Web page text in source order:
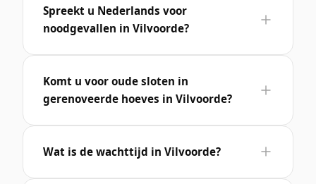
Spreekt u Nederlands voor
noodgevallen in Vilvoorde?
Komt u voor oude sloten in
gerenoveerde hoeves in Vilvoorde?
Wat is de wachttijd in Vilvoorde?